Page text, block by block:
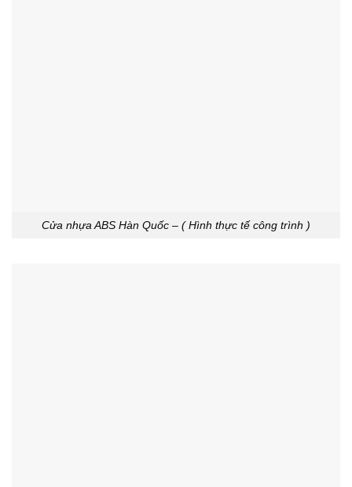
Cửa nhựa ABS Hàn Quốc – ( Hình thực tế công trình )